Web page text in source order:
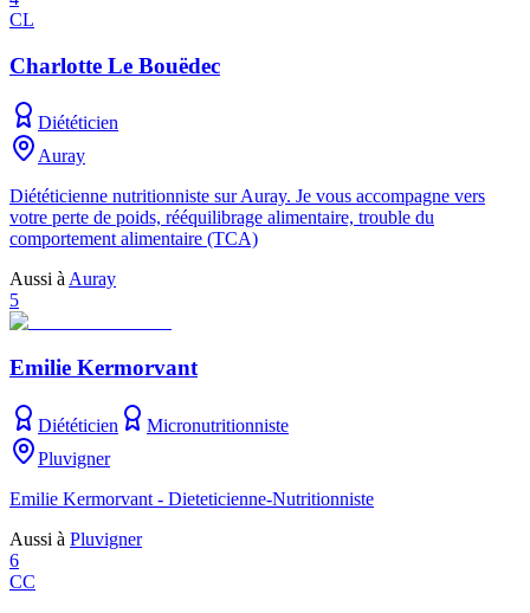
CL
Charlotte Le Bouëdec
Diététicien
Auray
Diététicienne nutritionniste sur Auray. Je vous accompagne vers
votre perte de poids, rééquilibrage alimentaire, trouble du
comportement alimentaire (TCA)
Aussi à Auray
5
Emilie Kermorvant
Diététicien
Micronutritionniste
Pluvigner
Emilie Kermorvant - Dieteticienne-Nutritionniste
Aussi à Pluvigner
6
CC